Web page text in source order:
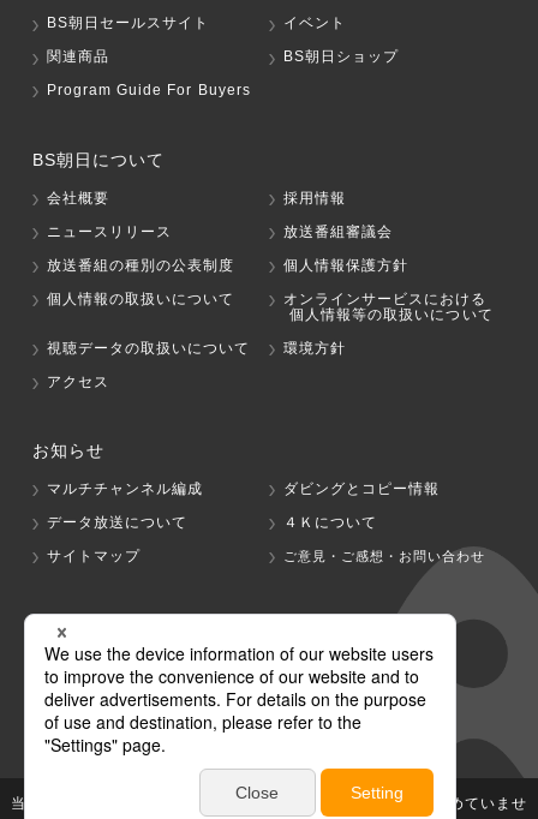
BS朝日セールスサイト
イベント
関連商品
BS朝日ショップ
Program Guide For Buyers
BS朝日について
会社概要
採用情報
ニュースリリース
放送番組審議会
放送番組の種別の公表制度
個人情報保護方針
個人情報の取扱いについて
オンラインサービスにおける
個人情報等の取扱いについて
視聴データの取扱いについて
環境方針
アクセス
お知らせ
マルチチャンネル編成
ダビングとコピー情報
データ放送について
４Ｋについて
サイトマップ
ご意見・ご感想・お問い合わせ
グループ会社
テレビ朝日 テレ朝チャンネル
当社が著作権、著作隣接権を有する放送番組等の無断利用は認めていませ